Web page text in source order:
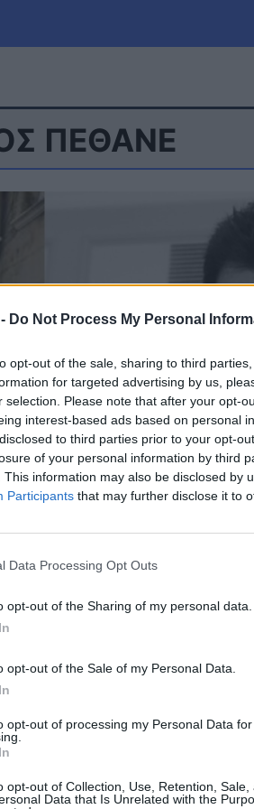
Do Not Process My Personal
opt-out of the sale, sharing to third
for targeted advertising by us,
selection. Please note that after your opt-
interest-based ads based on personal
to third parties prior to your opt-
of your personal information by third
This information may also be disclosed by
Participants that may further disclose it to
Data Processing Opt Outs
opt-out of the Sharing of my personal data.
opt-out of the Sale of my Personal Data.
opt-out of processing my Personal Data for
opt-out of Collection, Use, Retention, Sale,
Data that Is Unrelated with the
Πολιτική
ΠΕΘΑΝΕ
στη κηδεία του
η σύζυγός και ο γιος
συγγενείς και συνάδελφοι τον
αυτή την ώρα στον Ιερό Ναό